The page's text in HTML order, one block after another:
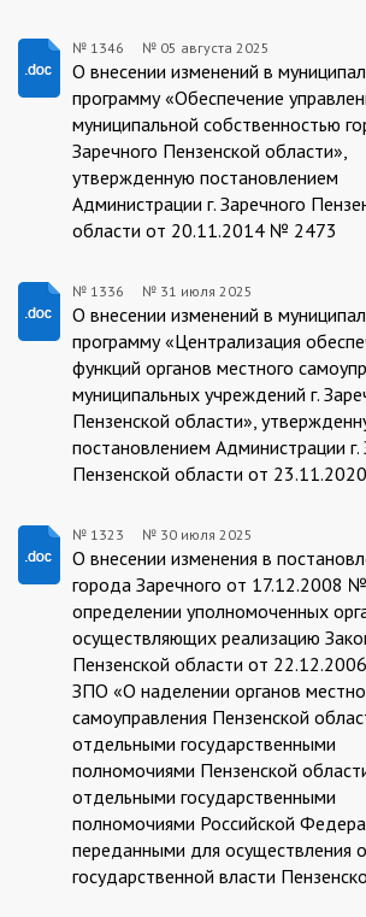
1346/05.08.2025
№ 1346 № 05 августа 2025
О внесении изменений в
программу «Обеспечение
муниципальной собственностью
Заречного Пензенской области»,
утвержденную постановлением
Администрации г. Заречного
области от 20.11.2014 № 2473
1336/31.07.2025
№ 1336 № 31 июля 2025
О внесении изменений в
программу «Централизация
функций органов местного
муниципальных учреждений г.
Пензенской области»,
постановлением Администрации г.
Пензенской области от
1323/30.07.2025
№ 1323 № 30 июля 2025
О внесении изменения в
города Заречного от 17.12.2008
определении уполномоченных
осуществляющих реализацию
Пензенской области от
ЗПО «О наделении органов
самоуправления Пензенской
отдельными государственными
полномочиями Пензенской
отдельными государственными
полномочиями Российской
переданными для осуществления
государственной власти